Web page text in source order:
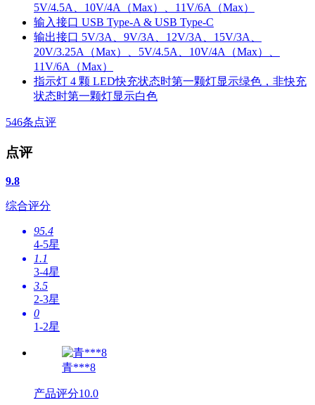
5V/4.5A、10V/4A（Max）、11V/6A（Max）
输入接口 USB Type-A & USB Type-C
输出接口 5V/3A、9V/3A、12V/3A、15V/3A、
20V/3.25A（Max）、5V/4.5A、10V/4A（Max）、
11V/6A（Max）
指示灯 4 颗 LED快充状态时第一颗灯显示绿色，非快充
状态时第一颗灯显示白色
546条点评
点评
9.8
综合评分
95.4
4-5星
1.1
3-4星
3.5
2-3星
0
1-2星
青***8
产品评分10.0